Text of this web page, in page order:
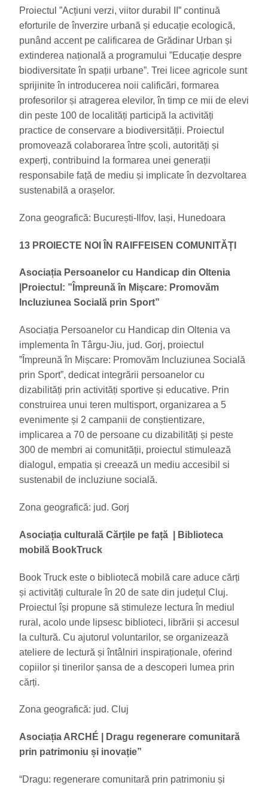
Proiectul ”Acțiuni verzi, viitor durabil II” continuă
eforturile de înverzire urbană și educație ecologică,
punând accent pe calificarea de Grădinar Urban și
extinderea națională a programului ”Educație despre
biodiversitate în spații urbane”. Trei licee agricole sunt
sprijinite în introducerea noii calificări, formarea
profesorilor și atragerea elevilor, în timp ce mii de elevi
din peste 100 de localități participă la activități
practice de conservare a biodiversității. Proiectul
promovează colaborarea între școli, autorități și
experți, contribuind la formarea unei generații
responsabile față de mediu și implicate în dezvoltarea
sustenabilă a orașelor.
Zona geografică: București-Ilfov, Iași, Hunedoara
13 PROIECTE NOI ÎN RAIFFEISEN COMUNITĂȚI
Asociația Persoanelor cu Handicap din Oltenia
Proiectul: ”Împreună în Mișcare: Promovăm
Incluziunea Socială prin Sport”
Asociația Persoanelor cu Handicap din Oltenia va
implementa în Târgu-Jiu, jud. Gorj, proiectul
”Împreună în Mișcare: Promovăm Incluziunea Socială
prin Sport”, dedicat integrării persoanelor cu
dizabilități prin activități sportive și educative. Prin
construirea unui teren multisport, organizarea a 5
evenimente și 2 campanii de conștientizare,
implicarea a 70 de persoane cu dizabilități și peste
300 de membri ai comunității, proiectul stimulează
dialogul, empatia și creează un mediu accesibil si
sustenabil de incluziune socială.
Zona geografică: jud. Gorj
Asociația culturală Cărțile pe față
Biblioteca
mobilă BookTruck
Book Truck este o bibliotecă mobilă care aduce cărți
și activități culturale în 20 de sate din județul Cluj.
Proiectul își propune să stimuleze lectura în mediul
rural, acolo unde lipsesc biblioteci, librării și accesul
la cultură. Cu ajutorul voluntarilor, se organizează
ateliere de lectură și întâlniri inspiraționale, oferind
copiilor și tinerilor șansa de a descoperi lumea prin
cărți.
Zona geografică: jud. Cluj
Asociația ARCHÉ
Dragu regenerare comunitară
prin patrimoniu și inovație”
“Dragu: regenerare comunitară prin patrimoniu și